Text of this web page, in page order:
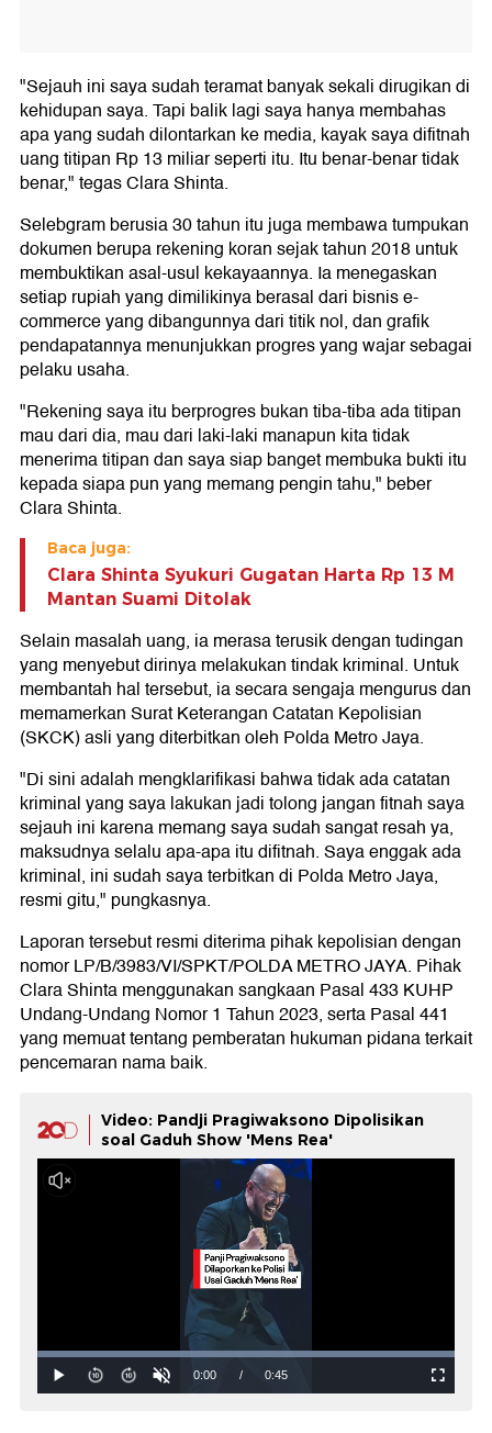
"Sejauh ini saya sudah teramat banyak sekali dirugikan di
kehidupan saya. Tapi balik lagi saya hanya membahas
apa yang sudah dilontarkan ke media, kayak saya difitnah
uang titipan Rp 13 miliar seperti itu. Itu benar-benar tidak
benar," tegas Clara Shinta.
Selebgram berusia 30 tahun itu juga membawa tumpukan
dokumen berupa rekening koran sejak tahun 2018 untuk
membuktikan asal-usul kekayaannya. Ia menegaskan
setiap rupiah yang dimilikinya berasal dari bisnis e-
commerce yang dibangunnya dari titik nol, dan grafik
pendapatannya menunjukkan progres yang wajar sebagai
pelaku usaha.
"Rekening saya itu berprogres bukan tiba-tiba ada titipan
mau dari dia, mau dari laki-laki manapun kita tidak
menerima titipan dan saya siap banget membuka bukti itu
kepada siapa pun yang memang pengin tahu," beber
Clara Shinta.
Baca juga:
Clara Shinta Syukuri Gugatan Harta Rp 13 M
Mantan Suami Ditolak
Selain masalah uang, ia merasa terusik dengan tudingan
yang menyebut dirinya melakukan tindak kriminal. Untuk
membantah hal tersebut, ia secara sengaja mengurus dan
memamerkan Surat Keterangan Catatan Kepolisian
(SKCK) asli yang diterbitkan oleh Polda Metro Jaya.
"Di sini adalah mengklarifikasi bahwa tidak ada catatan
kriminal yang saya lakukan jadi tolong jangan fitnah saya
sejauh ini karena memang saya sudah sangat resah ya,
maksudnya selalu apa-apa itu difitnah. Saya enggak ada
kriminal, ini sudah saya terbitkan di Polda Metro Jaya,
resmi gitu," pungkasnya.
Laporan tersebut resmi diterima pihak kepolisian dengan
nomor LP/B/3983/VI/SPKT/POLDA METRO JAYA. Pihak
Clara Shinta menggunakan sangkaan Pasal 433 KUHP
Undang-Undang Nomor 1 Tahun 2023, serta Pasal 441
yang memuat tentang pemberatan hukuman pidana terkait
pencemaran nama baik.
Video: Pandji Pragiwaksono Dipolisikan
soal Gaduh Show 'Mens Rea'